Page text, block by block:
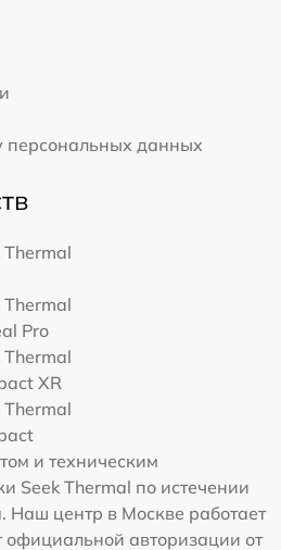
персональных данных
Thermal
Thermal
Pro
Thermal
XR
Thermal
и техническим
Seek Thermal по истечении
Наш центр в Москве работает
официальной авторизации от